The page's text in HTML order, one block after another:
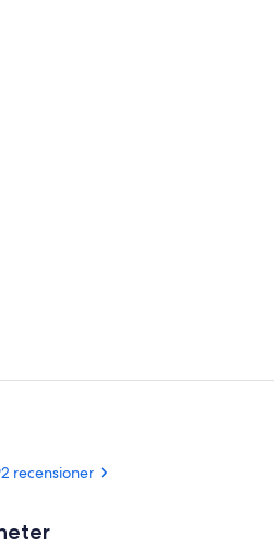
recensioner